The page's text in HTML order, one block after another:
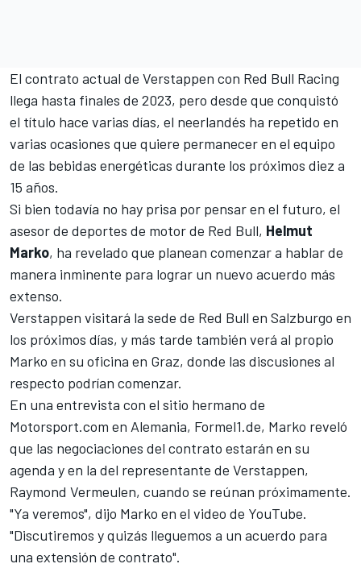
El contrato actual de Verstappen con Red Bull Racing
llega hasta finales de 2023, pero desde que conquistó
el título hace varias días, el neerlandés ha repetido en
varias ocasiones que quiere permanecer en el equipo
de las bebidas energéticas durante los próximos diez a
15 años.
Si bien todavía no hay prisa por pensar en el futuro, el
asesor de deportes de motor de Red Bull, Helmut
Marko, ha revelado que planean comenzar a hablar de
manera inminente para lograr un nuevo acuerdo más
extenso.
Verstappen visitará la sede de Red Bull en Salzburgo en
los próximos días, y más tarde también verá al propio
Marko en su oficina en Graz, donde las discusiones al
respecto podrían comenzar.
En una entrevista con el sitio hermano de
Motorsport.com en Alemania, Formel1.de, Marko reveló
que las negociaciones del contrato estarán en su
agenda y en la del representante de Verstappen,
Raymond Vermeulen, cuando se reúnan próximamente.
"Ya veremos", dijo Marko en el video de YouTube.
"Discutiremos y quizás lleguemos a un acuerdo para
una extensión de contrato".